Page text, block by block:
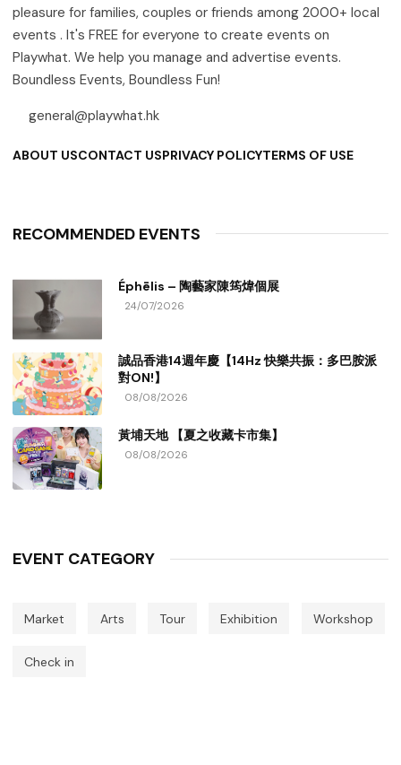
pleasure for families, couples or friends among 2000+ local
events . It's FREE for everyone to create events on
Playwhat. We help you manage and advertise events.
Boundless Events, Boundless Fun!
general@playwhat.hk
ABOUT USCONTACT USPRIVACY POLICYTERMS OF USE
RECOMMENDED EVENTS
Éphēlis – 陶藝家陳筠煒個展
24/07/2026
誠品香港14週年慶【14Hz 快樂共振：多巴胺派
對ON!】
08/08/2026
黃埔天地 【夏之收藏卡市集】
08/08/2026
EVENT CATEGORY
Market Arts Tour Exhibition Workshop
Check in